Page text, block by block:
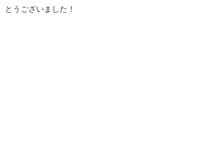
とうございました！